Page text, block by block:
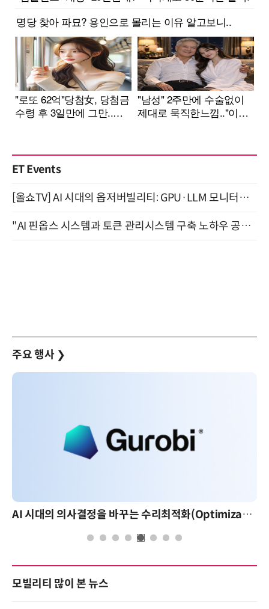
ET Events
[올쇼TV] AI 시대의 옵저버빌리티: GPU·LLM 모니터링부터 AI 기반 장애 대응까지 (8/11 생방송)
"AI 핀옵스 시스템과 토큰 관리시스템 구축 노하우 공개" 잠실 한국광고문화회관 2층 대회의실 (8/21)
주요 행사 ❯
AI 시대의 의사결정을 바꾸는 수리최적화(Optimization): 실제 산업 적용 사례와 활용 전략
모빌리티 많이 본 뉴스